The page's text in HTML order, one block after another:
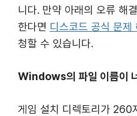
니다. 만약 아래의 오류 해
한다면 디스코드 공식 문제
청할 수 있습니다.
Windows의 파일 이름이
게임 설치 디렉토리가 260